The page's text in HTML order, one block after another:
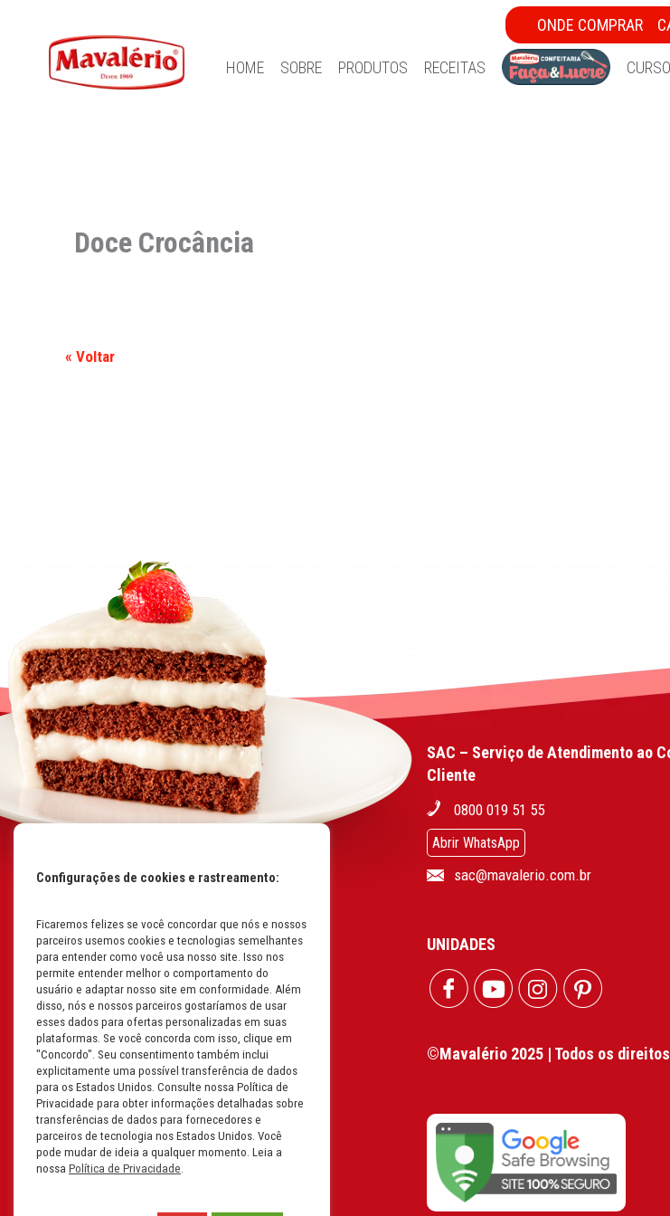
ONDE COMPRAR
HOME SOBRE PRODUTOS RECEITAS
Doce Crocância
« Voltar
Mapa do Site
Políticas da Empresa
Perguntas Frequentes
Código de Conduta
Política de Privacidade na
Íntegra
Carreiras
Compliance
Fale Conosco
SAC – Serviço de Atendimento ao
Cliente
0800 019 51 55
Abrir WhatsApp
sac@mavalerio.com.br
UNIDADES
©Mavalério 2025 | Todos os
Configurações de cookies e rastreamento:
Ficaremos felizes se você concordar que nós e nossos
parceiros usemos cookies e tecnologias semelhantes
para entender como você usa nosso site. Isso nos
permite entender melhor o comportamento do
usuário e adaptar nosso site em conformidade. Além
disso, nós e nossos parceiros gostaríamos de usar
esses dados para ofertas personalizadas em suas
plataformas. Se você concorda com isso, clique em
"Concordo". Seu consentimento também inclui
explicitamente uma possível transferência de dados
para os Estados Unidos. Consulte nossa Política de
Privacidade para obter informações detalhadas sobre
transferências de dados para fornecedores e
parceiros de tecnologia nos Estados Unidos. Você
pode mudar de ideia a qualquer momento. Leia a
nossa Política de Privacidade.